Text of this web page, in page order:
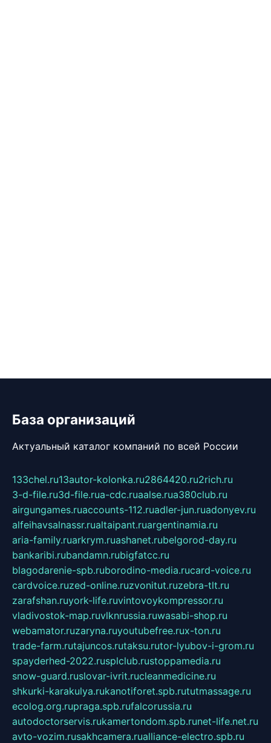
База организаций
Актуальный каталог компаний по всей России
133chel.ru13autor-kolonka.ru2864420.ru2rich.ru
3-d-file.ru3d-file.rua-cdc.ruaalse.rua380club.ru
airgungames.ruaccounts-112.ruadler-jun.ruadonyev.ru
alfeihavsalnassr.rualtaipant.ruargentinamia.ru
aria-family.ruarkrym.ruashanet.rubelgorod-day.ru
bankaribi.rubandamn.rubigfatcc.ru
blagodarenie-spb.ruborodino-media.rucard-voice.ru
cardvoice.ruzed-online.ruzvonitut.ruzebra-tlt.ru
zarafshan.ruyork-life.ruvintovoykompressor.ru
vladivostok-map.ruvlknrussia.ruwasabi-shop.ru
webamator.ruzaryna.ruyoutubefree.rux-ton.ru
trade-farm.rutajuncos.rutaksu.rutor-lyubov-i-grom.ru
spayderhed-2022.rusplclub.rustoppamedia.ru
snow-guard.ruslovar-ivrit.rucleanmedicine.ru
shkurki-karakulya.rukanotiforet.spb.rututmassage.ru
ecolog.org.rupraga.spb.rufalcorussia.ru
autodoctorservis.rukamertondom.spb.runet-life.net.ru
avto-vozim.rusakhcamera.rualliance-electro.spb.ru